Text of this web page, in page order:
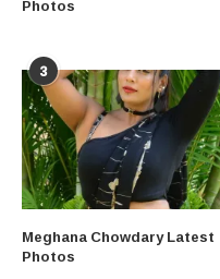
Photos
3
Meghana Chowdary Latest
Photos